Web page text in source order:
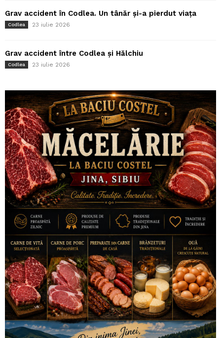
Grav accident în Codlea. Un tânăr și-a pierdut viața
Codlea 23 iulie 2026
Grav accident între Codlea și Hălchiu
Codlea 23 iulie 2026